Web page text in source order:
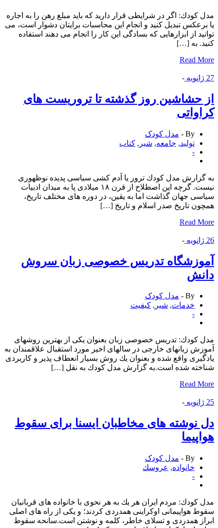
اگر در شرایطی قرار دارید كه باید مبلغ رهن را به اجاره
تبدیل كنید و انجام این محاسبات برایتان دشوار است، می
از ابزارهایی كه بسادگی این كار را انجام می دهند استفاده
به […]
Read
-
حشاشین روز گذشته تا تروریست های
By -
مدل کودک
تولید
,جامعه,شیر ,كتاب
مدل كودك ترور یا آدم كشی سیاسی پدیده نوظهوری
نیست. گرچه این اصطلاح از قرن ۱۸ میلادی پا به میدان ادبیات
جهان گذاشت اما به یقین، در دوره های مختلف تاریخ،
تاریخ صدر اسلام و تاریخ […]
Read
-
تدریس خصوصی زبان سروش
By -
مدل کودک
خدمات,شیر ,كیفیت
كودك: تدریس خصوصی زبان بعنوان یكی از بهترین روشهای
زبانهای خارجی در سالهای اخیر مورد استقبال علاقمندان به
واقع شده و بعنوان یك روش بسیار انعطاف پذیر و كاربردی
شده است.به گزارش مدل كودك به نقل […]
Read
-
نوشته های مخاطبان ایسنا برای سقوط
By -
مدل کودک
خانواده,عروسك
مردم ایران هر یك به هر نحوی با خانواده های قربانیان
هواپیمانی اوكراینی همدردی كردند؛ و یكی از راه های اصلی
همدردی و تسلای خاطر، كلمه و نوشتن است.سانحه سقوط